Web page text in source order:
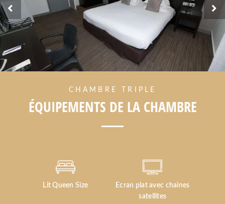
CHAMBRE TRIPLE
ÉQUIPEMENTS DE LA CHAMBRE
Lit Queen Size
Ecran plat avec chaines
satellites